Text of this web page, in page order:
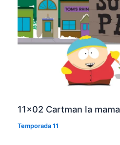
11×02 Cartman la mama
Temporada 11